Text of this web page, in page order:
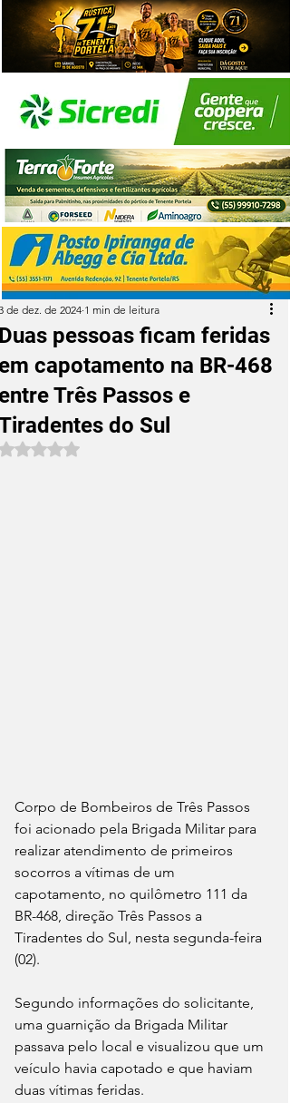
pessoas ficam feridas
capotamento na BR-468
Três Passos e
do Sul
de dez. de 2024 1 min de leitura
Avaliado com NaN de 5 estrelas.
Corpo de Bombeiros de Três Passos
foi acionado pela Brigada Militar para
realizar atendimento de primeiros
socorros a vítimas de um
capotamento, no quilômetro 111 da
BR-468, direção Três Passos a
Tiradentes do Sul, nesta segunda-feira
(02).
Segundo informações do solicitante,
uma guarnição da Brigada Militar
passava pelo local e visualizou que um
veículo havia capotado e que haviam
duas vítimas feridas.